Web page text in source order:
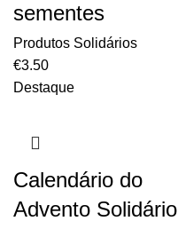
sementes
Produtos Solidários
€3.50
Destaque
Calendário do
Advento Solidário